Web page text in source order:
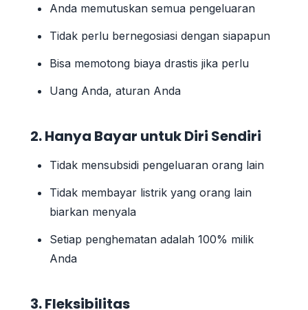
Anda memutuskan semua pengeluaran
Tidak perlu bernegosiasi dengan siapapun
Bisa memotong biaya drastis jika perlu
Uang Anda, aturan Anda
2. Hanya Bayar untuk Diri Sendiri
Tidak mensubsidi pengeluaran orang lain
Tidak membayar listrik yang orang lain
biarkan menyala
Setiap penghematan adalah 100% milik
Anda
3. Fleksibilitas